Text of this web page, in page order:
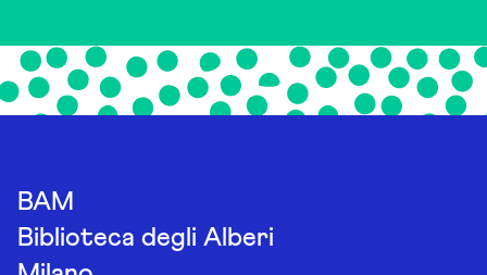
BAM
Biblioteca degli Alberi